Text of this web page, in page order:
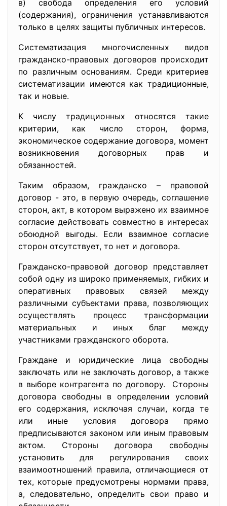
в) свобода определения его условий
(содержания), ограничения устанавливаются
только в целях защиты публичных интересов.
Систематизация многочисленных видов
гражданско-правовых договоров происходит
по различным основаниям. Среди критериев
систематизации имеются как традиционные,
так и новые.
К числу традиционных относятся такие
критерии, как число сторон, форма,
экономическое содержание договора, момент
возникновения договорных прав и
обязанностей.
Таким образом, гражданско – правовой
договор - это, в первую очередь, соглашение
сторон, акт, в котором выражено их взаимное
согласие действовать совместно в интересах
обоюдной выгоды. Если взаимное согласие
сторон отсутствует, то нет и договора.
Гражданско-правовой договор представляет
собой одну из широко применяемых, гибких и
оперативных правовых связей между
различными субъектами права, позволяющих
осуществлять процесс трансформации
материальных и иных благ между
участниками гражданского оборота.
Граждане и юридические лица свободны
заключать или не заключать договор, а также
в выборе контрагента по договору. Стороны
договора свободны в определении условий
его содержания, исключая случаи, когда те
или иные условия договора прямо
предписываются законом или иным правовым
актом. Стороны договора свободны
установить для регулирования своих
взаимоотношений правила, отличающиеся от
тех, которые предусмотрены нормами права,
а, следовательно, определить свои право и